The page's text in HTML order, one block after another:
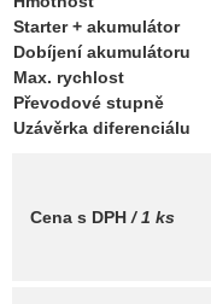
Starter + akumulátor
Dobíjení akumulátoru
Max. rychlost
Převodové stupně
Uzávěrka diferenciálu
Cena s DPH / 1 ks